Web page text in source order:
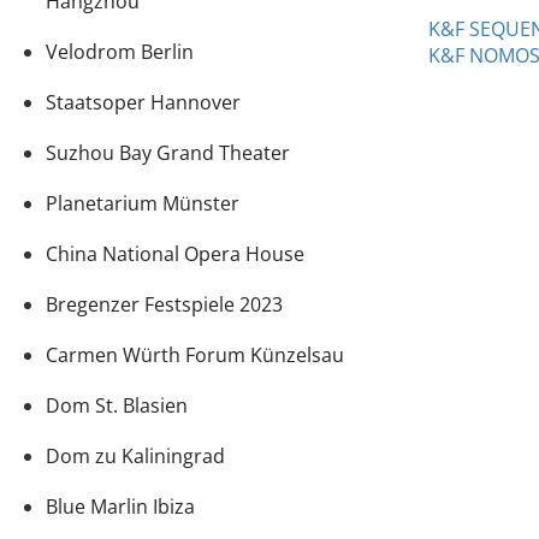
Velodrom Berlin
Staatsoper Hannover
Suzhou Bay Grand Theater
Planetarium Münster
China National Opera House
Bregenzer Festspiele 2023
Carmen Würth Forum Künzelsau
Dom St. Blasien
Dom zu Kaliningrad
Blue Marlin Ibiza
K&F
K&F NOMOS